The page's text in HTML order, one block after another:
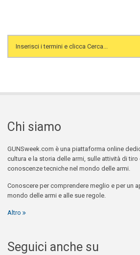
Search form
Chi siamo
GUNSweek.com è una piattaforma online
cultura e la storia delle armi, sulle attività di
conoscenze tecniche nel mondo delle armi.
Conoscere per comprendere meglio e per un
mondo delle armi e alle sue regole.
Altro
Seguici anche su